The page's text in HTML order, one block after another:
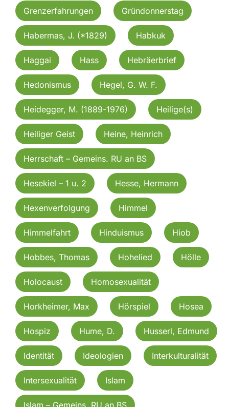
Grenzerfahrungen Gründonnerstag
Habermas, J. (*1829) Habkuk
Haggai Hass Hebräerbrief
Hedonismus Hegel, G. W. F.
Heidegger, M. (1889-1976) Heilige(s)
Heiliger Geist Heine, Heinrich
Herrschaft – Gemeins. RU an BS
Hesekiel – 1 u. 2 Hesse, Hermann
Hexenverfolgung Himmel
Himmelfahrt Hinduismus Hiob
Hobbes, Thomas Hohelied Hölle
Holocaust Homosexualität
Horkheimer, Max Hörspiel Hosea
Hospiz Hume, D. Husserl, Edmund
Identität Ideologien Interkulturalität
Intersexualität Islam
Islam – Gemeins. RU an BS